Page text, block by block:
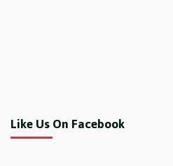
Like Us On Facebook